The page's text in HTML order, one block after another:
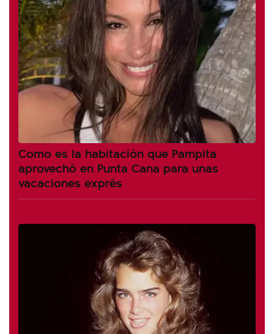
Como es la habitación que Pampita
aprovechó en Punta Cana para unas
vacaciones exprés